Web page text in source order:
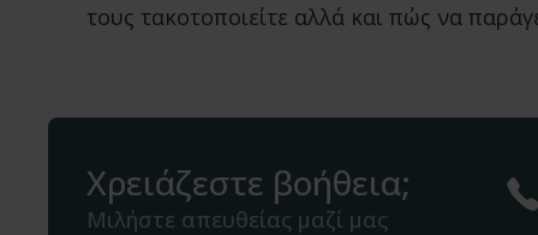
τους τακοτοποιείτε αλλά και πώς να
Χρειάζεστε βοήθεια;
Μιλήστε απευθείας μαζί μας